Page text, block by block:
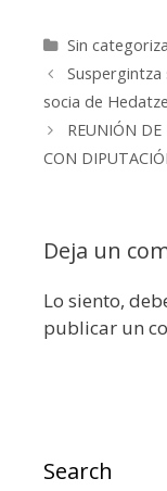
Categorías
Sin
socia de
REUNIÓN
CON
Deja un
Lo siento,
publicar un
Search